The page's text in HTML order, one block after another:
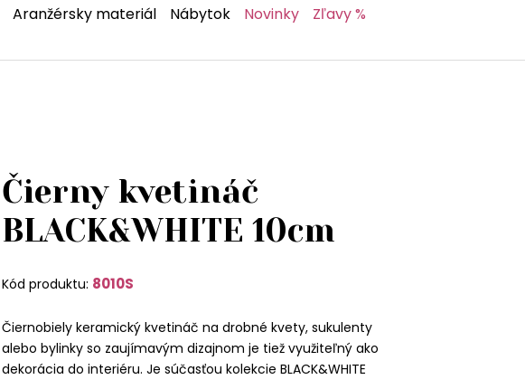
Aranžérsky materiál Nábytok Novinky Zľavy %
Čierny kvetináč
BLACK&WHITE 10cm
Kód produktu: 8010S
Čiernobiely keramický kvetináč na drobné kvety, sukulenty
alebo bylinky so zaujímavým dizajnom je tiež využiteľný ako
dekorácia do interiéru. Je súčasťou kolekcie BLACK&WHITE